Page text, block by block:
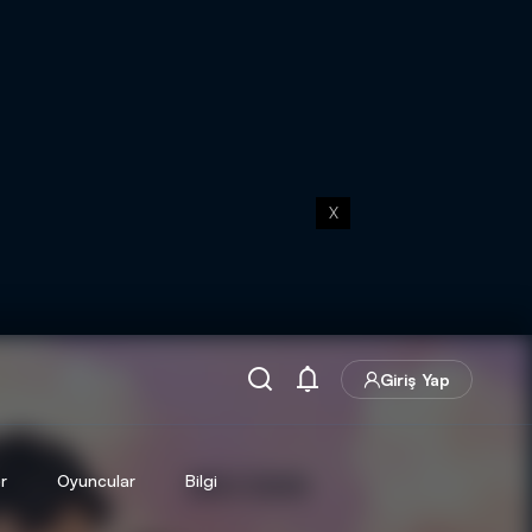
X
Giriş Yap
Oyuncular Bilgi